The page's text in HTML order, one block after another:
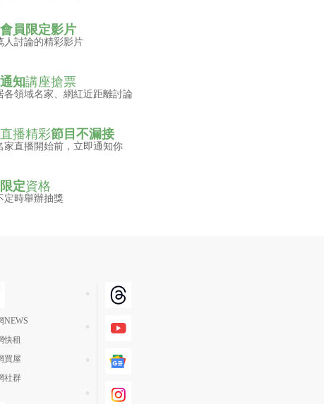
會員限定影片
人討論的精彩影片
知講座搶票
各領域名家、網紅近距離討論
播精彩節目不漏接
家直播開始前，立即通知你
定資格
定時舉辦抽獎
NEWS
快租
買屋
社群